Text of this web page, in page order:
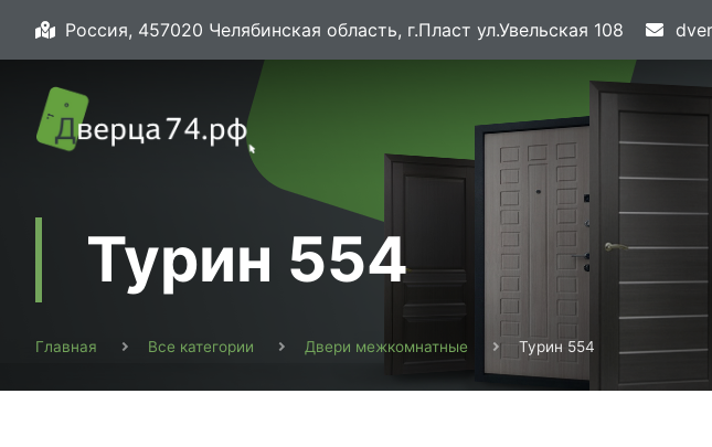
Россия, 457020 Челябинская область, г.Пласт ул.Увельская 108
Турин 554
Главная Все категории Двери межкомнатные Турин 554